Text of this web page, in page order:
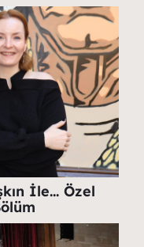
İle… Özel